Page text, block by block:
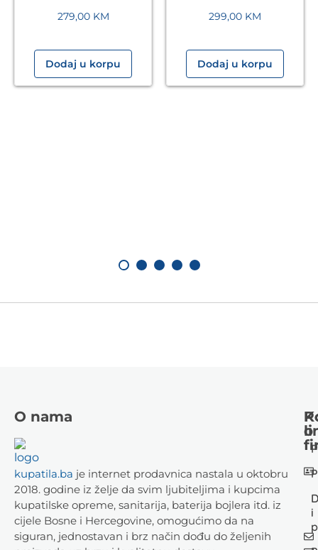
279,00 KM
Dodaj u korpu
299,00 KM
Dodaj u korpu
O nama
kupatila.ba je internet prodavnica nastala u oktobru
2018. godine iz želje da svim ljubiteljima i kupcima
kupatilske opreme, sanitarija, baterija bojlera itd. iz
cijele Bosne i Hercegovine, omogućimo da na
siguran, jednostavan i brz način dođu do željenih
i
o